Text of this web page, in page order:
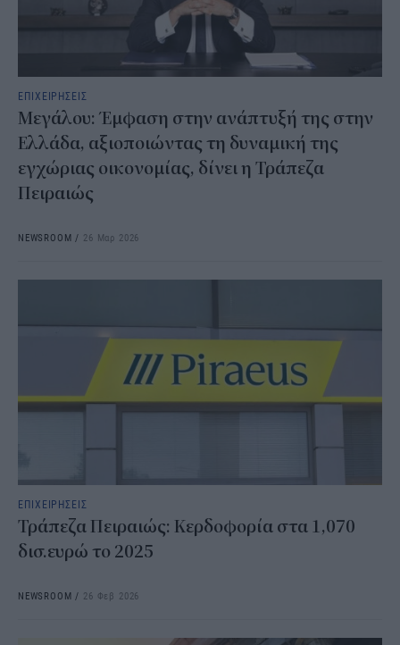
ΕΠΙΧΕΙΡΗΣΕΙΣ
Μεγάλου: Έμφαση στην ανάπτυξή της στην
Ελλάδα, αξιοποιώντας τη δυναμική της
εγχώριας οικονομίας, δίνει η Τράπεζα
Πειραιώς
NEWSROOM / 26 Μαρ 2026
ΕΠΙΧΕΙΡΗΣΕΙΣ
Τράπεζα Πειραιώς: Κερδοφορία στα 1,070
δισ.ευρώ το 2025
NEWSROOM / 26 Φεβ 2026